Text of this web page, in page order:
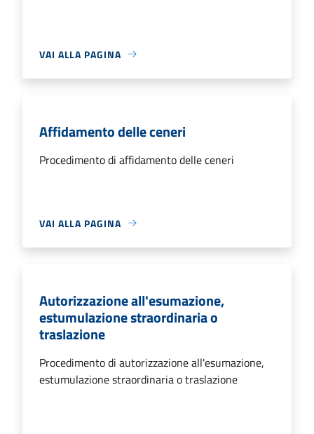
VAI ALLA PAGINA
Affidamento delle ceneri
Procedimento di affidamento delle ceneri
VAI ALLA PAGINA
Autorizzazione all'esumazione,
estumulazione straordinaria o
traslazione
Procedimento di autorizzazione all'esumazione,
estumulazione straordinaria o traslazione